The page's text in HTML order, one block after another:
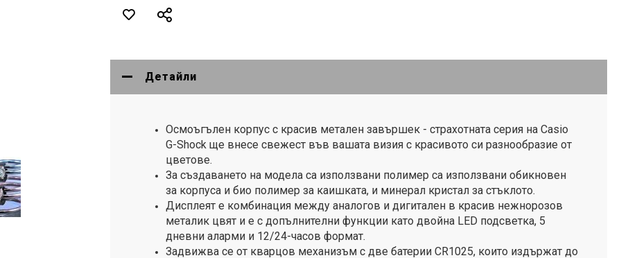
Детайли
Осмоъгълен корпус с красив метален завършек - страхотната серия на Casio
G-Shock ще внесе свежест във вашата визия с красивото си разнообразие от
цветове.
За създаването на модела са използвани полимер са използвани обикновен
за корпуса и био полимер за каишката, и минерал кристал за стъклото.
Дисплеят е комбинация между аналогов и дигитален в красив нежнорозов
металик цвят и е с допълнителни функции като двойна LED подсветка, 5
дневни аларми и 12/24-часов формат.
Задвижва се от кварцов механизъм с две батерии CR1025, които издържат до